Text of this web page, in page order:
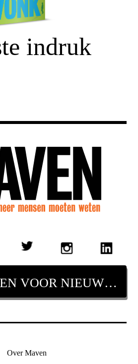
indruk
AANMELDEN VOOR NIEUWSBRIEF
Over Maven